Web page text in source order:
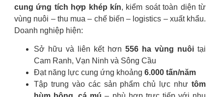
cung ứng tích hợp khép kín, kiểm soát toàn diện từ
vùng nuôi – thu mua – chế biến – logistics – xuất khẩu.
Doanh nghiệp hiện:
Sở hữu và liên kết hơn 556 ha vùng nuôi tại
Cam Ranh, Vạn Ninh và Sông Cầu
Đạt năng lực cung ứng khoảng 6.000 tấn/năm
Tập trung vào các sản phẩm chủ lực như tôm